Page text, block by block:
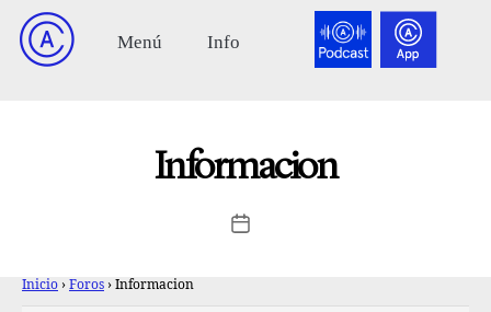
Informacion
Inicio › Foros › Informacion